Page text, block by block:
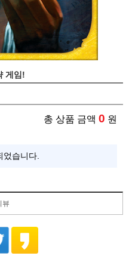
게임!
총 상품 금액 0 원
습니다.
뷰